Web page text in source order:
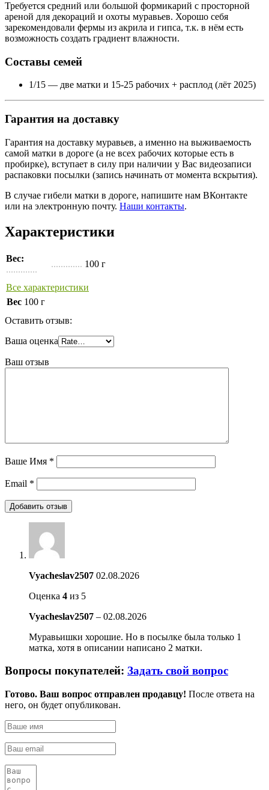
Требуется средний или большой формикарий с просторной
ареной для декораций и охоты муравьев. Хорошо себя
зарекомендовали фермы из акрила и гипса, т.к. в нём есть
возможность создать градиент влажности.
Составы семей
1/15 — две матки и 15-25 рабочих + расплод (лёт 2025)
Гарантия на доставку
Гарантия на доставку муравьев, а именно на выживаемость
самой матки в дороге (а не всех рабочих которые есть в
пробирке), вступает в силу при наличии у Вас видеозаписи
распаковки посылки (запись начинать от момента вскрытия).
В случае гибели матки в дороге, напишите нам ВКонтакте
или на электронную почту. Наши контакты.
Характеристики
Вес:
.............
............. 100 г
Все характеристики
Вес 100 г
Оставить отзыв:
Ваша оценка
Ваш отзыв
Ваше Имя *
Email *
Vyacheslav2507 02.08.2026
Оценка 4 из 5
Vyacheslav2507 – 02.08.2026
Муравьишки хорошие. Но в посылке была только 1
матка, хотя в описании написано 2 матки.
Вопросы покупателей: Задать свой вопрос
Готово. Ваш вопрос отправлен продавцу! После ответа на
него, он будет опубликован.